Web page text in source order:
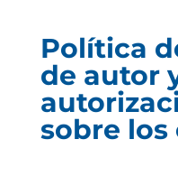
Política
de autor
sobre